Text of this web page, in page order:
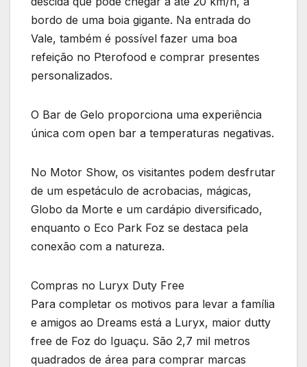
bordo de uma boia gigante. Na entrada do
Vale, também é possível fazer uma boa
refeição no Pterofood e comprar presentes
personalizados.
O Bar de Gelo proporciona uma experiência
única com open bar a temperaturas negativas.
No Motor Show, os visitantes podem desfrutar
de um espetáculo de acrobacias, mágicas,
Globo da Morte e um cardápio diversificado,
enquanto o Eco Park Foz se destaca pela
conexão com a natureza.
Compras no Luryx Duty Free
Para completar os motivos para levar a família
e amigos ao Dreams está a Luryx, maior dutty
free de Foz do Iguaçu. São 2,7 mil metros
quadrados de área para comprar marcas